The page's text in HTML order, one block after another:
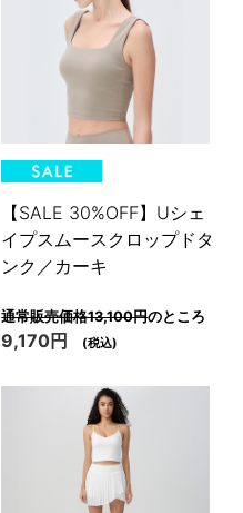
【SALE 30%OFF】Uシェ
イプスムースクロップドタ
ンク／カーキ
通常販売価格13,100円のところ
9,170円 (税込)